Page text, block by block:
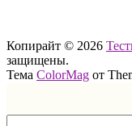
Копирайт © 2026
защищены.
Тема ColorMag от